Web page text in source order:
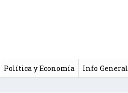
Política y Economía Info General